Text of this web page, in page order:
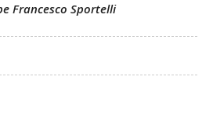
Francesco Sportelli